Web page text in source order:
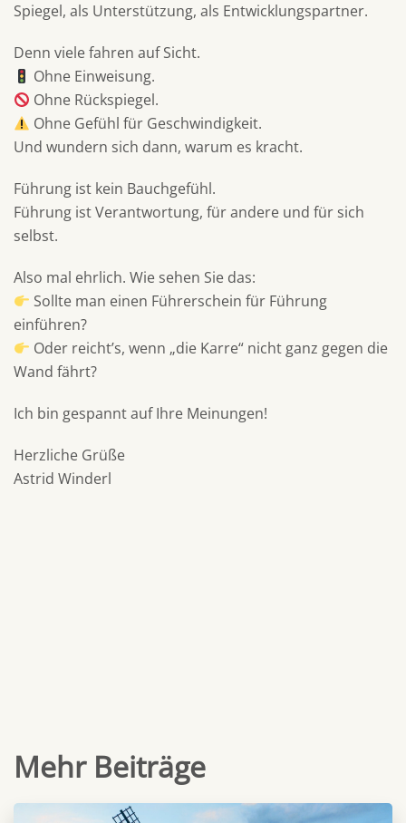
Spiegel, als Unterstützung, als Entwicklungspartner.
Denn viele fahren auf Sicht.
Ohne Einweisung.
Ohne Rückspiegel.
Ohne Gefühl für Geschwindigkeit.
Und wundern sich dann, warum es kracht.
Führung ist kein Bauchgefühl.
Führung ist Verantwortung, für andere und für sich
selbst.
Also mal ehrlich. Wie sehen Sie das:
Sollte man einen Führerschein für Führung
einführen?
Oder reicht’s, wenn „die Karre“ nicht ganz gegen die
Wand fährt?
Ich bin gespannt auf Ihre Meinungen!
Herzliche Grüße
Astrid Winderl
Mehr Beiträge